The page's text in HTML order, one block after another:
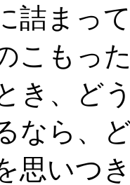
詰まっ
こもっ
き、ど
なら、
思いつ